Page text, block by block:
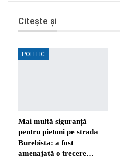
Citește și
POLITIC
Mai multă siguranță
pentru pietoni pe strada
Burebista: a fost
amenajată o trecere…